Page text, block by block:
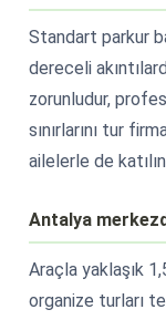
Standart parkur
dereceli
zorunludur,
sınırlarını tur
ailelerle de
Antalya
Araçla yaklaşık
organize turları